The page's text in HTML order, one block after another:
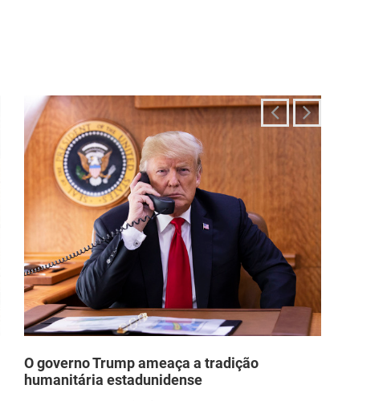
O governo Trump ameaça a tradição
humanitária estadunidense
23/06/2025 17:27 |Editores